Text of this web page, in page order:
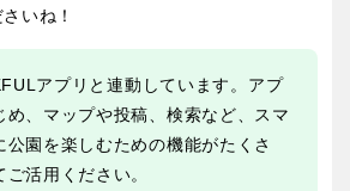
イルミネーション
交通公園
いね！
アプリと連動しています。アプ
め、マップや投稿、検索など、スマ
公園を楽しむための機能がたくさ
活用ください。